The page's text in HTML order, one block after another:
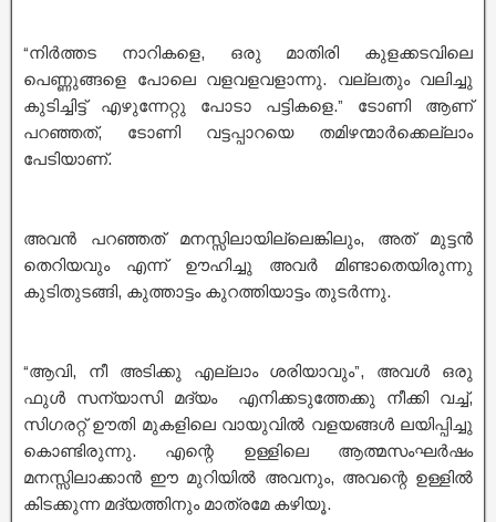
“നിർത്തട നാറികളെ, ഒരു മാതിരി കുളക്കടവിലെ
പെണ്ണുങ്ങളെ പോലെ വളവളവളാന്നു. വല്ലതും വലിച്ചു
കുടിച്ചിട്ട് എഴുന്നേറ്റു പോടാ പട്ടികളെ.” ടോണി ആണ്
പറഞ്ഞത്, ടോണി വട്ടപ്പാറയെ തമിഴന്മാർക്കെല്ലാം
പേടിയാണ്.
അവൻ പറഞ്ഞത് മനസ്സിലായില്ലെങ്കിലും, അത് മുട്ടൻ
തെറിയവും എന്ന് ഊഹിച്ചു അവർ മിണ്ടാതെയിരുന്നു
കുടിതുടങ്ങി, കുത്താട്ടം കുറത്തിയാട്ടം തുടർന്നു.
“ആവി, നീ അടിക്കു എല്ലാം ശരിയാവും”, അവൾ ഒരു
ഫുൾ സന്യാസി മദ്യം എനിക്കടുത്തേക്കു നീക്കി വച്ച്‌,
സിഗരറ്റ് ഊതി മുകളിലെ വായുവിൽ വളയങ്ങൾ ലയിപ്പിച്ചു
കൊണ്ടിരുന്നു. എന്റെ ഉള്ളിലെ ആത്മസംഘർഷം
മനസ്സിലാക്കാൻ ഈ മുറിയിൽ അവനും, അവന്റെ ഉള്ളിൽ
കിടക്കുന്ന മദ്യത്തിനും മാത്രമേ കഴിയൂ.